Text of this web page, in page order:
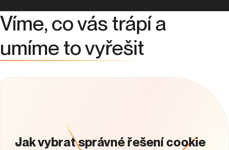
Víme, co vás trápí a
umíme to vyřešit
Jak vybrat správné řešení cookie